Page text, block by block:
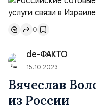
исходящих вызовов
Израиле, посольства
линию авиакомпании
Новости в пресс-
понедельник Tele2
0
de-ФАКТО
15.10.2023
Вячеслав
из России